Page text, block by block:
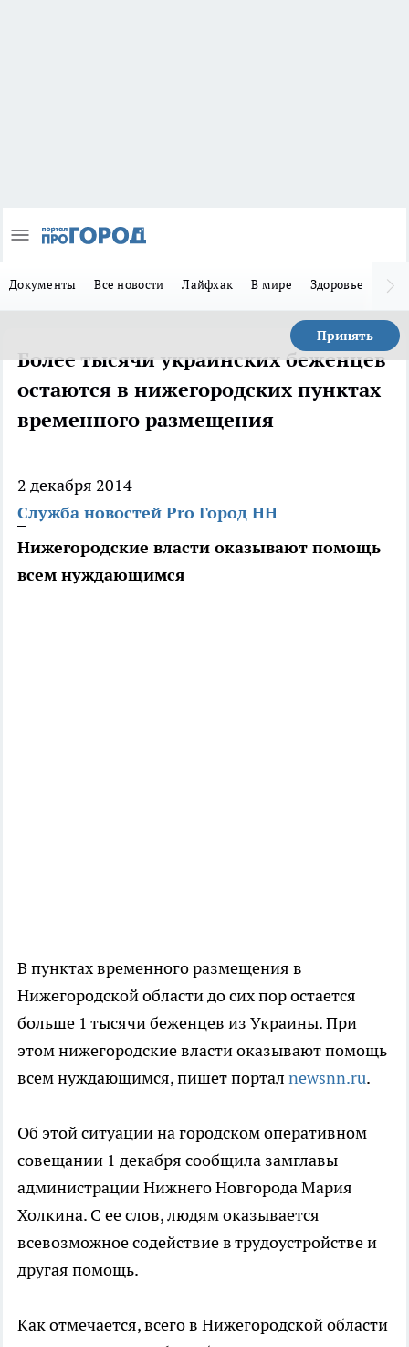
Документы Все новости Лайфхак В мире Здоровье
Принять
Более тысячи украинских беженцев
остаются в нижегородских пунктах
временного размещения
2 декабря 2014
Служба новостей Pro Город НН
Нижегородские власти оказывают помощь
всем нуждающимся
В пунктах временного размещения в
Нижегородской области до сих пор остается
больше 1 тысячи беженцев из Украины. При
этом нижегородские власти оказывают помощь
всем нуждающимся, пишет портал newsnn.ru.
Об этой ситуации на городском оперативном
совещании 1 декабря сообщила замглавы
администрации Нижнего Новгорода Мария
Холкина. С ее слов, людям оказывается
всевозможное содействие в трудоустройстве и
другая помощь.
Как отмечается, всего в Нижегородской области